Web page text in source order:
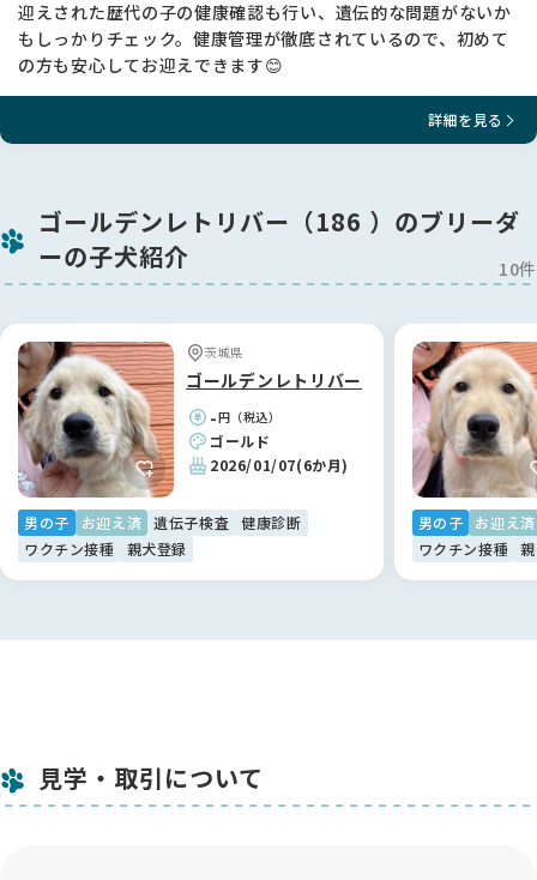
保証はしておりません。
★成長期の生後4か月～5か月に歩行の違和感がありましたら、
整形外科専門医の診察をお勧めします。骨頭や臼蓋（きゅうが
--------------------------------------------------------------
【単一遺伝子疾患検査について】
★両親の遺伝子検査の結果から、子犬は下記の11項目に於い
て、発症しません。
（検査機関：オリベット
神経セロイドリポフスチン症 NCL（CL症）（ゴールデンレトリ
バー系）
先天性眼奇形（ゴールデンレトリバー）
変性ミエロパチー/変性性脊髄症 栄養障害性表皮水疱症（ゴー
ルデンレトリバー系）
汎進行性網膜萎縮症 PRA 1 （ゴールデンレトリバー系）
汎進行性網膜萎縮症 PRA 2 （ゴールデンレトリバー系）
魚鱗癬（ゴールデンレトリバー系）
骨形成不全症（ゴールデンレトリバー系）
進行性網膜桿体-錐体変性症 (prcd PRA)
約下さい。月・火はお休みです。
・年末年始は見学休まずお受けできます。
迎えされた歴代の子の健康確認も行い、遺伝的な問題がないか
もしっかりチェック。健康管理が徹底されているので、初めて
の方も安心してお迎えできます😊
詳細を見る
ゴールデンレトリバー（186 ）のブリーダ
ーの子犬紹介
10件
茨城県
ゴールデンレトリバー
-円（税込）
ゴールド
2026/01/07(6か月)
男の子 お迎え済 遺伝子検査
健康診断
ワクチン接種
親犬登録
男の子
お迎え済
ワクチン接種
見学・取引について